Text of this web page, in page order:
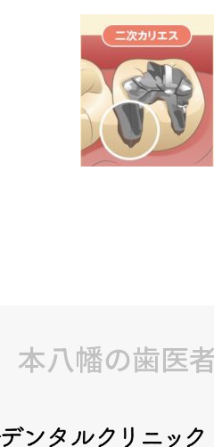
本八幡の歯医